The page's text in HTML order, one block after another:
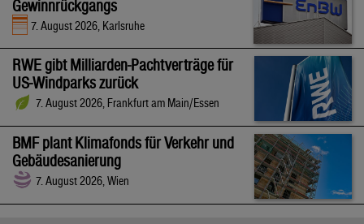
Gewinnrückgangs
7. August 2026, Karlsruhe
RWE gibt Milliarden-Pachtverträge für
US-Windparks zurück
7. August 2026, Frankfurt am Main/Essen
BMF plant Klimafonds für Verkehr und
Gebäudesanierung
7. August 2026, Wien